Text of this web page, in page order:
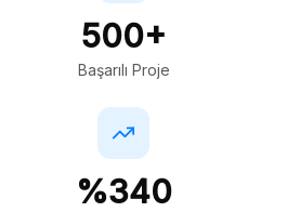
500+
Başarılı Proje
%340